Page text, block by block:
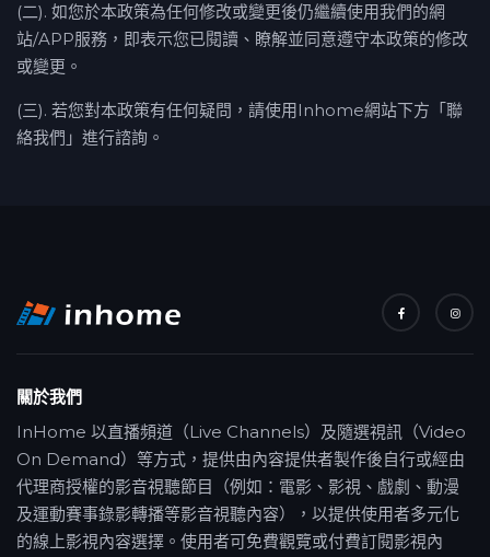
(二). 如您於本政策為任何修改或變更後仍繼續使用我們的網
站/APP服務，即表示您已閱讀、瞭解並同意遵守本政策的修改
或變更。
(三). 若您對本政策有任何疑問，請使用Inhome網站下方「聯
絡我們」進行諮詢。
關於我們
InHome 以直播頻道（Live Channels）及隨選視訊（Video
On Demand）等方式，提供由內容提供者製作後自行或經由
代理商授權的影音視聽節目（例如：電影、影視、戲劇、動漫
及運動賽事錄影轉播等影音視聽內容），以提供使用者多元化
的線上影視內容選擇。使用者可免費觀覽或付費訂閱影視內